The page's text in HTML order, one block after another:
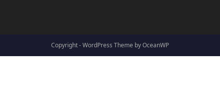
Copyright - WordPress Theme by OceanWP